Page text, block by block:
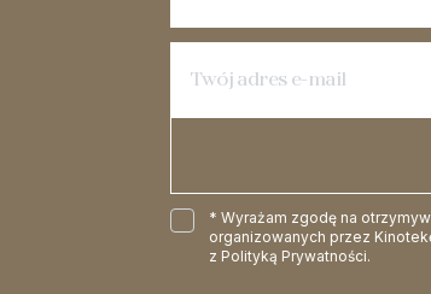
* Wyrażam zgodę na
organizowanych przez
z Polityką Prywatności.